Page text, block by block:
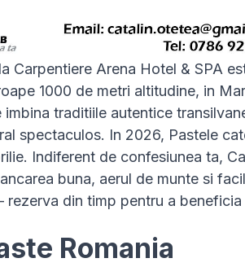
Carpentiere Arena Hotel & SPA
1000 de metri altitudine, in
traditiile autentice
spectaculos. In 2026, Pastele
Indiferent de confesiunea ta,
buna, aerul de munte si
rezerva din timp pentru a
Romania